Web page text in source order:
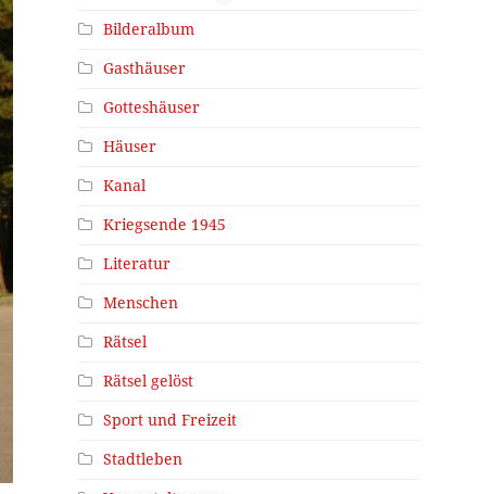
Bilderalbum
Gasthäuser
Gotteshäuser
Häuser
Kanal
Kriegsende 1945
Literatur
Menschen
Rätsel
Rätsel gelöst
Sport und Freizeit
Stadtleben